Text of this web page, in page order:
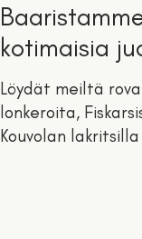
kotimaisia
Löydät meiltä
lonkeroita,
Kouvolan